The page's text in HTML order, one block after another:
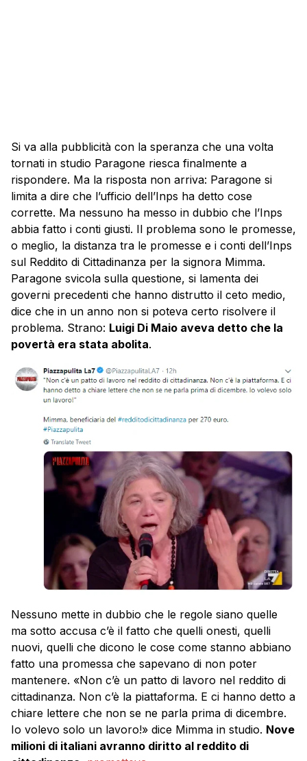
Si va alla pubblicità con la speranza che una volta
tornati in studio Paragone riesca finalmente a
rispondere. Ma la risposta non arriva: Paragone si
limita a dire che l’ufficio dell’Inps ha detto cose
corrette. Ma nessuno ha messo in dubbio che l’Inps
abbia fatto i conti giusti. Il problema sono le promesse,
o meglio, la distanza tra le promesse e i conti dell’Inps
sul Reddito di Cittadinanza per la signora Mimma.
Paragone svicola sulla questione, si lamenta dei
governi precedenti che hanno distrutto il ceto medio,
dice che in un anno non si poteva certo risolvere il
problema. Strano: Luigi Di Maio aveva detto che la
povertà era stata abolita.
Nessuno mette in dubbio che le regole siano quelle
ma sotto accusa c’è il fatto che quelli onesti, quelli
nuovi, quelli che dicono le cose come stanno abbiano
fatto una promessa che sapevano di non poter
mantenere. «Non c’è un patto di lavoro nel reddito di
cittadinanza. Non c’è la piattaforma. E ci hanno detto a
chiare lettere che non se ne parla prima di dicembre.
Io volevo solo un lavoro!» dice Mimma in studio. Nove
milioni di italiani avranno diritto al reddito di